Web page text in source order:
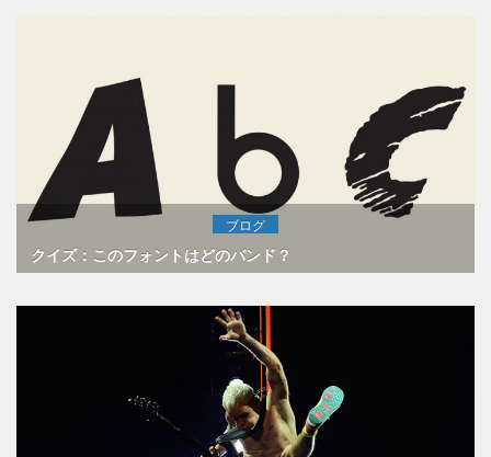
ブログ
クイズ：このフォントはどのバンド？